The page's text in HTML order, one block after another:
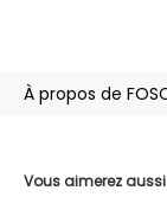
Vous aimerez aussi
À propos de